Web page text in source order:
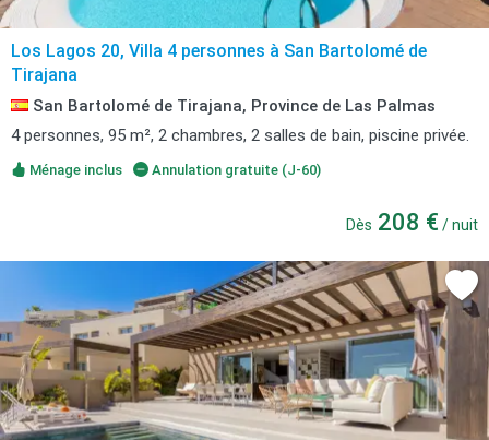
Los Lagos 20, Villa 4 personnes à San Bartolomé de
Tirajana
San Bartolomé de Tirajana, Province de Las Palmas
4 personnes, 95 m², 2 chambres, 2 salles de bain, piscine privée.
Ménage inclus Annulation gratuite (J-60)
Dès 208 € / nuit